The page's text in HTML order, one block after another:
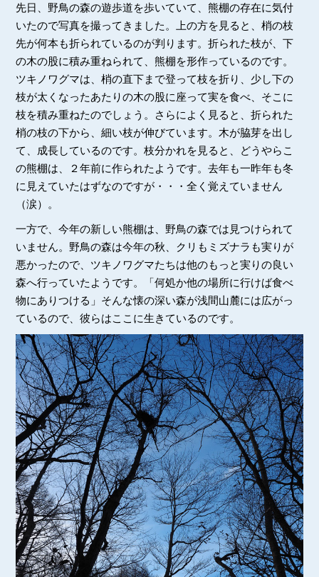
先日、野鳥の森の遊歩道を歩いていて、熊棚の存在に気付
いたので写真を撮ってきました。上の方を見ると、梢の枝
先が何本も折られているのが判ります。折られた枝が、下
の木の股に積み重ねられて、熊棚を形作っているのです。
ツキノワグマは、梢の直下まで登って枝を折り、少し下の
枝が太くなったあたりの木の股に座って実を食べ、そこに
枝を積み重ねたのでしょう。さらによく見ると、折られた
梢の枝の下から、細い枝が伸びています。木が脇芽を出し
て、成長しているのです。枝分かれを見ると、どうやらこ
の熊棚は、２年前に作られたようです。去年も一昨年も冬
に見えていたはずなのですが・・・全く覚えていません
（涙）。
一方で、今年の新しい熊棚は、野鳥の森では見つけられて
いません。野鳥の森は今年の秋、クリもミズナラも実りが
悪かったので、ツキノワグマたちは他のもっと実りの良い
森へ行っていたようです。「何処か他の場所に行けば食べ
物にありつける」そんな懐の深い森が浅間山麓には広がっ
ているので、彼らはここに生きているのです。